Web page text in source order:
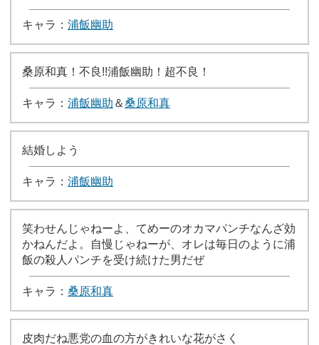
キャラ： 浦飯幽助
桑原和真！不良!!浦飯幽助！超不良！
キャラ： 浦飯幽助 ＆桑原和真
結婚しよう
キャラ： 浦飯幽助
笑わせんじゃねーよ、てめーのオカマパンチなんざ効
かねんだよ。自慢じゃねーが、オレは毎日のように浦
飯の殺人パンチを受け続けた男だぜ
キャラ： 桑原和真
皮肉だね悪党の血の方がきれいな花がさく